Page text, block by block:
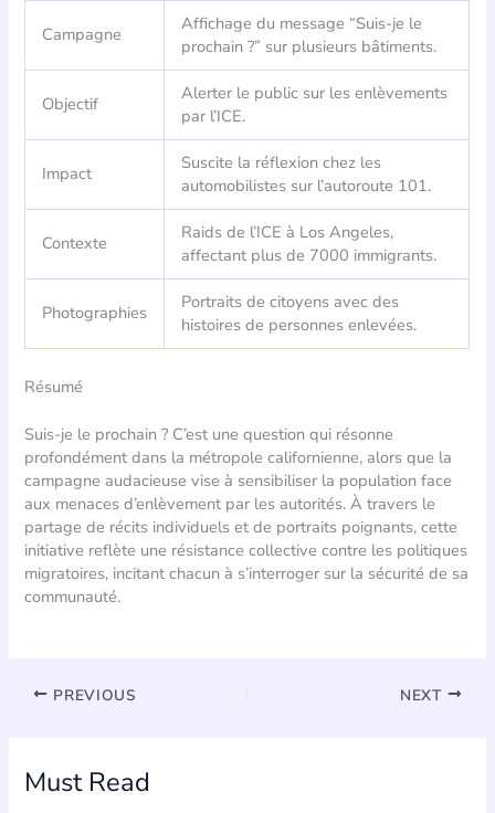
Campagne
Affichage du message “Suis-je le
prochain ?” sur plusieurs bâtiments.
Objectif
Alerter le public sur les enlèvements
par l’ICE.
Impact
Suscite la réflexion chez les
automobilistes sur l’autoroute 101.
Contexte
Raids de l’ICE à Los Angeles,
affectant plus de 7000 immigrants.
Photographies
Portraits de citoyens avec des
histoires de personnes enlevées.
Résumé
Suis-je le prochain ? C’est une question qui résonne
profondément dans la métropole californienne, alors que la
campagne audacieuse vise à sensibiliser la population face
aux menaces d’enlèvement par les autorités. À travers le
partage de récits individuels et de portraits poignants, cette
initiative reflète une résistance collective contre les politiques
migratoires, incitant chacun à s’interroger sur la sécurité de sa
communauté.
PREVIOUS NEXT
Must Read